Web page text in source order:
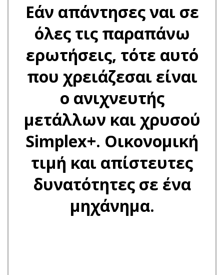
Εάν απάντησες ναι σε
όλες τις παραπάνω
ερωτήσεις, τότε αυτό
που χρειάζεσαι είναι
ο ανιχνευτής
μετάλλων και χρυσού
Simplex+. Οικονομική
τιμή και απίστευτες
δυνατότητες σε ένα
μηχάνημα.